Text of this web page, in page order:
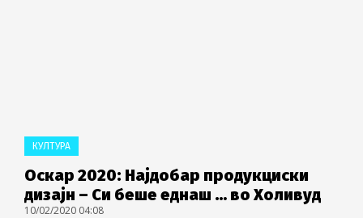
КУЛТУРА
Оскар 2020: Најдобар продукциски
дизајн – Си беше еднаш … во Холивуд
10/02/2020 04:08